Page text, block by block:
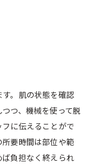
。肌の状態を確認
つ、機械を使って脱
に伝えることがで
要時間は部位や範
負担なく終えられ